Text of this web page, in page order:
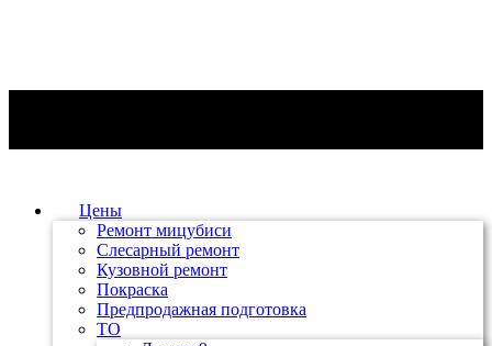
Цены
Ремонт мицубиси
Слесарный ремонт
Кузовной ремонт
Покраска
Предпродажная подготовка
ТО